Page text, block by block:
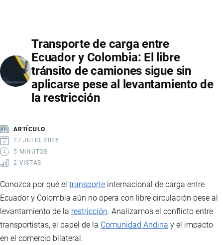
OBRA
DE
$600.000
PARA
FORTALECER
Y
OPERACIONES
PORTUARIAS
Transporte de carga entre
Ecuador y Colombia: El libre
tránsito de camiones sigue sin
aplicarse pese al levantamiento de
la restricción
ARTÍCULO
27 JULIO, 2026
5 MINUTOS
2 VISTAS
Conozca por qué el transporte internacional de carga entre
Ecuador y Colombia aún no opera con libre circulación pese al
levantamiento de la restricción. Analizamos el conflicto entre
transportistas, el papel de la Comunidad Andina y el impacto
en el comercio bilateral.